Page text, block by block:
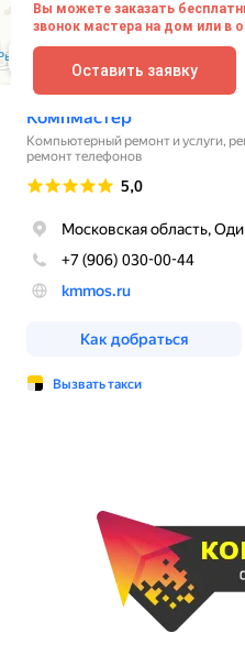
Вы можете заказать
звонок мастера на дом или в
Оставить заявку